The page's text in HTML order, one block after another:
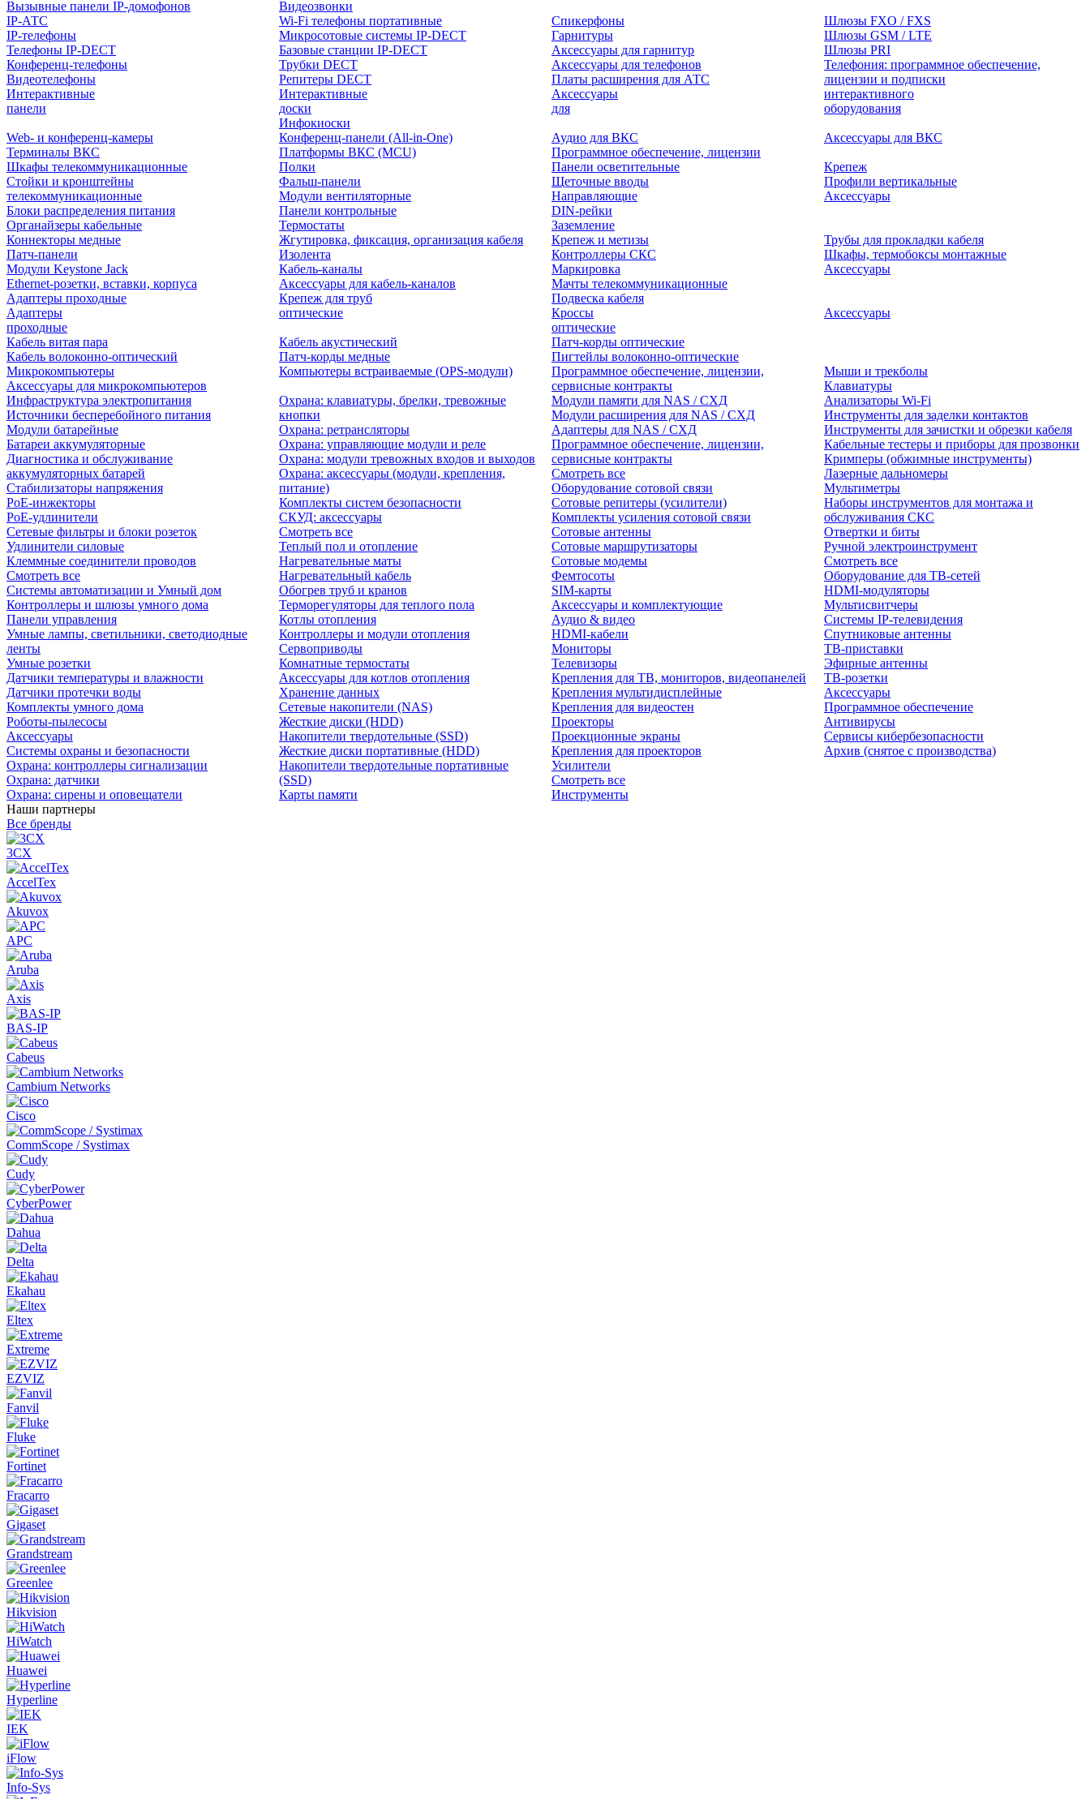
Вызывные панели IP-домофонов
Видеозвонки
IP-АТС
IP-телефоны
Телефоны IP-DECT
Конференц-телефоны
Видеотелефоны
Wi-Fi телефоны портативные
Микросотовые системы IP-DECT
Базовые станции IP-DECT
Трубки DECT
Репитеры DECT
Спикерфоны
Гарнитуры
Аксессуары для гарнитур
Аксессуары для телефонов
Платы расширения для АТС
Шлюзы FXO / FXS
Шлюзы GSM / LTE
Шлюзы PRI
Телефония: программное обеспечение,
лицензии и подписки
Интерактивные
панели
Интерактивные
доски
Инфокиоски
Аксессуары
для
интерактивного
оборудования
Web- и конференц-камеры
Терминалы ВКС
Конференц-панели (All-in-One)
Платформы ВКС (MCU)
Аудио для ВКС
Программное обеспечение, лицензии
Аксессуары для ВКС
Шкафы телекоммуникационные
Стойки и кронштейны
телекоммуникационные
Блоки распределения питания
Органайзеры кабельные
Полки
Фальш-панели
Модули вентиляторные
Панели контрольные
Термостаты
Панели осветительные
Щеточные вводы
Направляющие
DIN-рейки
Заземление
Крепеж
Профили вертикальные
Аксессуары
Коннекторы медные
Патч-панели
Модули Keystone Jack
Ethernet-розетки, вставки, корпуса
Адаптеры проходные
Жгутировка, фиксация, организация кабеля
Изолента
Кабель-каналы
Аксессуары для кабель-каналов
Крепеж для труб
Крепеж и метизы
Контроллеры СКС
Маркировка
Мачты телекоммуникационные
Подвеска кабеля
Трубы для прокладки кабеля
Шкафы, термобоксы монтажные
Аксессуары
Адаптеры
проходные
оптические
Кроссы
оптические
Аксессуары
Кабель витая пара
Кабель волоконно-оптический
Кабель акустический
Патч-корды медные
Патч-корды оптические
Пигтейлы волоконно-оптические
Микрокомпьютеры
Аксессуары для микрокомпьютеров
Компьютеры встраиваемые (OPS-модули)
Программное обеспечение, лицензии,
сервисные контракты
Мыши и трекболы
Клавиатуры
Инфраструктура электропитания
Источники бесперебойного питания
Модули батарейные
Батареи аккумуляторные
Диагностика и обслуживание
аккумуляторных батарей
Стабилизаторы напряжения
PoE-инжекторы
PoE-удлинители
Сетевые фильтры и блоки розеток
Удлинители силовые
Клеммные соединители проводов
Смотреть все
Системы автоматизации и Умный дом
Контроллеры и шлюзы умного дома
Панели управления
Умные лампы, светильники, светодиодные
ленты
Умные розетки
Датчики температуры и влажности
Датчики протечки воды
Комплекты умного дома
Роботы-пылесосы
Аксессуары
Системы охраны и безопасности
Охрана: контроллеры сигнализации
Охрана: датчики
Охрана: сирены и оповещатели
Охрана: клавиатуры, брелки, тревожные
кнопки
Охрана: ретрансляторы
Охрана: управляющие модули и реле
Охрана: модули тревожных входов и выходов
Охрана: аксессуары (модули, крепления,
питание)
Комплекты систем безопасности
СКУД: аксессуары
Смотреть все
Теплый пол и отопление
Нагревательные маты
Нагревательный кабель
Обогрев труб и кранов
Терморегуляторы для теплого пола
Котлы отопления
Контроллеры и модули отопления
Сервоприводы
Комнатные термостаты
Аксессуары для котлов отопления
Хранение данных
Сетевые накопители (NAS)
Жесткие диски (HDD)
Накопители твердотельные (SSD)
Жесткие диски портативные (HDD)
Накопители твердотельные портативные
(SSD)
Карты памяти
Модули памяти для NAS / СХД
Модули расширения для NAS / СХД
Адаптеры для NAS / СХД
Программное обеспечение, лицензии,
сервисные контракты
Смотреть все
Оборудование сотовой связи
Сотовые репитеры (усилители)
Комплекты усиления сотовой связи
Сотовые антенны
Сотовые маршрутизаторы
Сотовые модемы
Фемтосоты
SIM-карты
Аксессуары и комплектующие
Аудио & видео
HDMI-кабели
Мониторы
Телевизоры
Крепления для ТВ, мониторов, видеопанелей
Крепления мультидисплейные
Крепления для видеостен
Проекторы
Проекционные экраны
Крепления для проекторов
Усилители
Смотреть все
Инструменты
Анализаторы Wi-Fi
Инструменты для заделки контактов
Инструменты для зачистки и обрезки кабеля
Кабельные тестеры и приборы для прозвонки
Кримперы (обжимные инструменты)
Лазерные дальномеры
Мультиметры
Наборы инструментов для монтажа и
обслуживания СКС
Отвертки и биты
Ручной электроинструмент
Смотреть все
Оборудование для ТВ-сетей
HDMI-модуляторы
Мультисвитчеры
Системы IP-телевидения
Спутниковые антенны
ТВ-приставки
Эфирные антенны
ТВ-розетки
Аксессуары
Программное обеспечение
Антивирусы
Сервисы кибербезопасности
Архив (снятое с производства)
Наши партнеры
Все бренды
3CX
AccelTex
Akuvox
APC
Aruba
Axis
BAS-IP
Cabeus
Cambium Networks
Cisco
CommScope / Systimax
Cudy
CyberPower
Dahua
Delta
Ekahau
Eltex
Extreme
EZVIZ
Fanvil
Fluke
Fortinet
Fracarro
Gigaset
Grandstream
Greenlee
Hikvision
HiWatch
Huawei
Hyperline
IEK
iFlow
Info-Sys